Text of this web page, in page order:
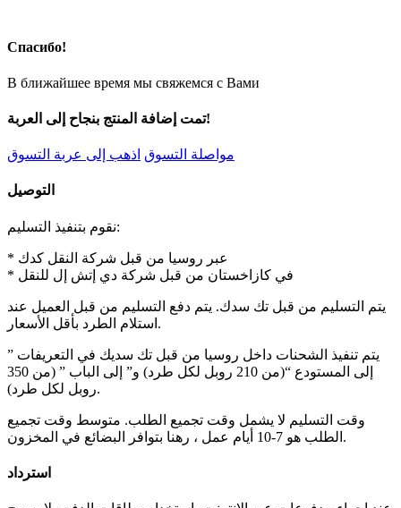
Спасибо!
В ближайшее время мы свяжемся с Вами
تمت إضافة المنتج بنجاح إلى العربة!
مواصلة التسوق اذهب إلى عربة التسوق
التوصيل
نقوم بتنفيذ التسليم:
* عبر روسيا من قبل شركة النقل كدك
* في كازاخستان من قبل شركة دي إتش إل للنقل
يتم التسليم من قبل تك سدك. يتم دفع التسليم من قبل العميل عند
استلام الطرد بأقل الأسعار.
يتم تنفيذ الشحنات داخل روسيا من قبل تك سديك في التعريفات ”
إلى المستودع “(من 210 روبل لكل طرد) و” إلى الباب ” (من 350
روبل لكل طرد).
وقت التسليم لا يشمل وقت تجميع الطلب. متوسط وقت تجميع
الطلب هو 7-10 أيام عمل ، رهنا بتوافر البضائع في المخزون.
استرداد